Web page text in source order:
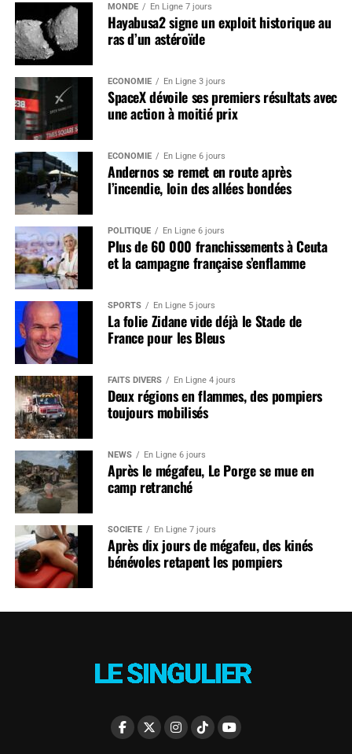
MONDE En Ligne 7 jours
Hayabusa2 signe un exploit historique au
ras d’un astéroïde
ÉCONOMIE En Ligne 3 jours
SpaceX dévoile ses premiers résultats avec
une action à moitié prix
ÉCONOMIE En Ligne 6 jours
Andernos se remet en route après
l’incendie, loin des allées bondées
POLITIQUE En Ligne 6 jours
Plus de 60 000 franchissements à Ceuta
et la campagne française s’enflamme
SPORTS En Ligne 5 jours
La folie Zidane vide déjà le Stade de
France pour les Bleus
FAITS DIVERS En Ligne 4 jours
Deux régions en flammes, des pompiers
toujours mobilisés
NEWS En Ligne 6 jours
Après le mégafeu, Le Porge se mue en
camp retranché
SOCIÉTÉ En Ligne 7 jours
Après dix jours de mégafeu, des kinés
bénévoles retapent les pompiers